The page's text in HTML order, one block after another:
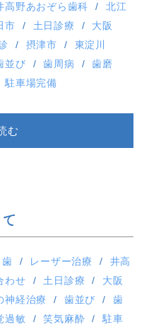
高野あおぞら歯科
北江
市 土日診療
大阪
摂津市
東淀川
並び 歯周病
歯磨
駐車場完備
む
レーザー治療
井高
わせ 土日診療
大阪
神経治療 歯並び
歯
過敏 笑気麻酔
駐車